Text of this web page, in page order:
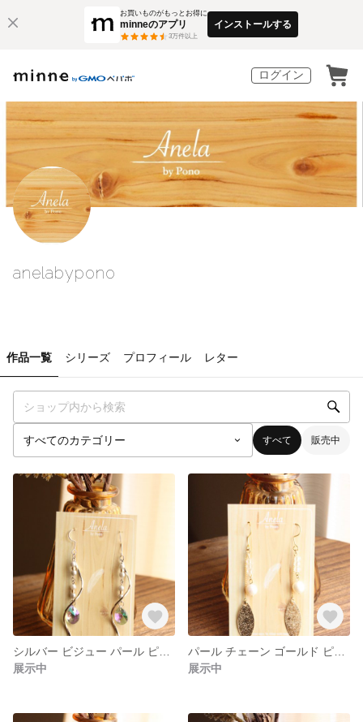
お買いものがもっとお得に
minneのアプリ
3万件以上
インストールする
ログイン
anelabypono
作品一覧 シリーズ プロフィール レター
すべて 販売中
展示中
展示中